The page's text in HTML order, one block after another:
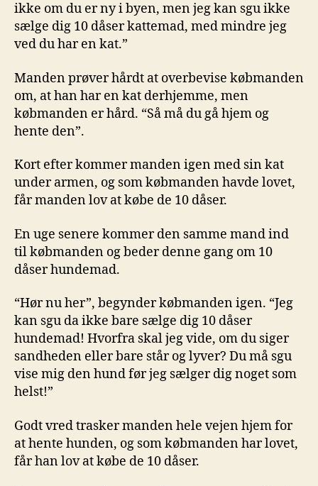
ikke om du er ny i byen, men jeg kan sgu ikke
sælge dig 10 dåser kattemad, med mindre jeg
ved du har en kat.”
Manden prøver hårdt at overbevise købmanden
om, at han har en kat derhjemme, men
købmanden er hård. “Så må du gå hjem og
hente den”.
Kort efter kommer manden igen med sin kat
under armen, og som købmanden havde lovet,
får manden lov at købe de 10 dåser.
En uge senere kommer den samme mand ind
til købmanden og beder denne gang om 10
dåser hundemad.
“Hør nu her”, begynder købmanden igen. “Jeg
kan sgu da ikke bare sælge dig 10 dåser
hundemad! Hvorfra skal jeg vide, om du siger
sandheden eller bare står og lyver? Du må sgu
vise mig den hund før jeg sælger dig noget som
helst!”
Godt vred trasker manden hele vejen hjem for
at hente hunden, og som købmanden har lovet,
får han lov at købe de 10 dåser.